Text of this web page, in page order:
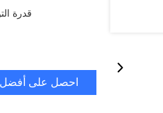
قدرة
احصل على